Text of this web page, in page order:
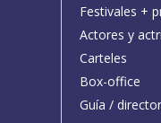
Festivales +
Actores y
Carteles
Box-office
Guía /